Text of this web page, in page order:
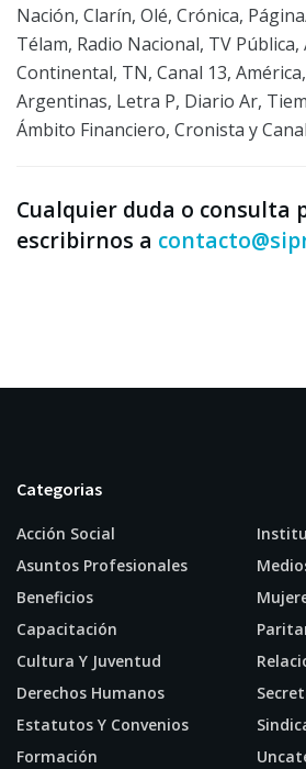
Nación, Clarín, Olé, Crónica,
Télam, Radio Nacional, TV Pública,
Continental, TN, Canal 13,
Argentinas, Letra P, Diario Ar,
Ámbito Financiero, Cronista y
Cualquier duda o consulta
escribirnos a
Categorias
Acción Social
Asuntos Profesionales
Beneficios
Capacitación
Cultura Y Juventud
Derechos Humanos
Estatutos Y Convenios
Formación